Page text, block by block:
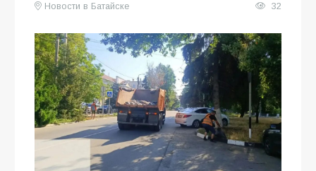
Новости в Батайске
32